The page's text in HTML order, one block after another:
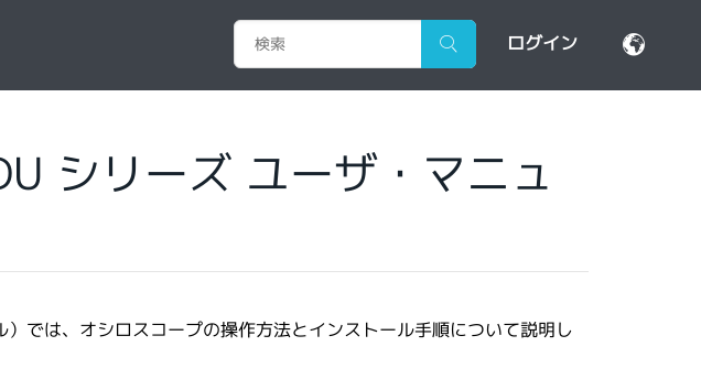
ログイン
シリーズ ユーザ・マニュ
では、オシロスコープの操作方法とインストール手順について説明し